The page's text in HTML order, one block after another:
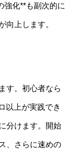
強化**も副次的に
向上します。
す。初心者なら
以上が実践でき
分けます。開始
、さらに速めの